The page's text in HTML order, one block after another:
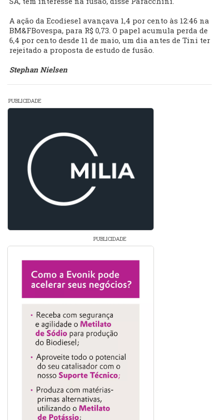
A ação da Ecodiesel avançava 1,4 por cento às 12:46 na
BM&FBovespa, para R$ 0,73. O papel acumula perda de
6,4 por cento desde 11 de maio, um dia antes de Tini ter
rejeitado a proposta de estudo de fusão.
Stephan Nielsen
PUBLICIDADE
PUBLICIDADE